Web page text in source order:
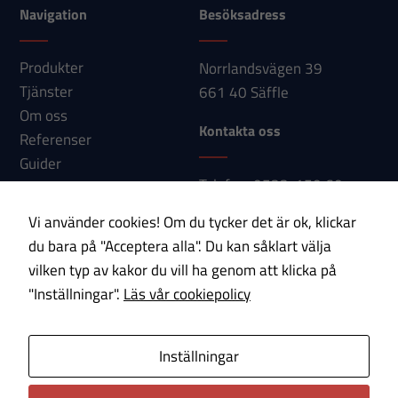
Navigation
Produkter
Tjänster
Om oss
Referenser
Guider
Nyheter
Kontakt
Besöksadress
Norrlandsvägen 39
661 40 Säffle
Kontakta oss
Telefon: 0533-150 60
info@paab.com
Prenumerera på vårt nyhetsbrev!
E-post
Om cookies
Vi använder cookies! Om du tycker det är ok, klickar
du bara på "Acceptera alla". Du kan såklart välja
vilken typ av kakor du vill ha genom att klicka på
"Inställningar". Läs vår cookiepolicy
Inställningar
används.
Upplevelse
För att vår
hemsida ska
ditt besök.
Om du nekar
dessa
cookies
funktionalitet
att försvinna
från